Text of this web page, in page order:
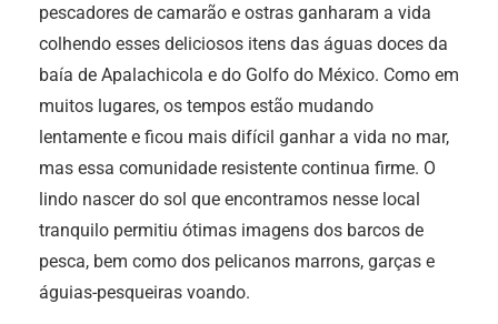
pescadores de camarão e ostras ganharam a vida
colhendo esses deliciosos itens das águas doces da
baía de Apalachicola e do Golfo do México. Como em
muitos lugares, os tempos estão mudando
lentamente e ficou mais difícil ganhar a vida no mar,
mas essa comunidade resistente continua firme. O
lindo nascer do sol que encontramos nesse local
tranquilo permitiu ótimas imagens dos barcos de
pesca, bem como dos pelicanos marrons, garças e
águias-pesqueiras voando.